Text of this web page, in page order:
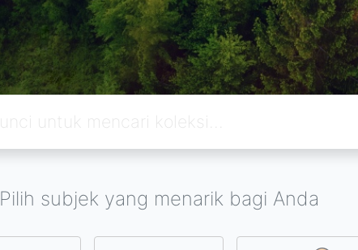
Pilih subjek yang menarik bagi Anda